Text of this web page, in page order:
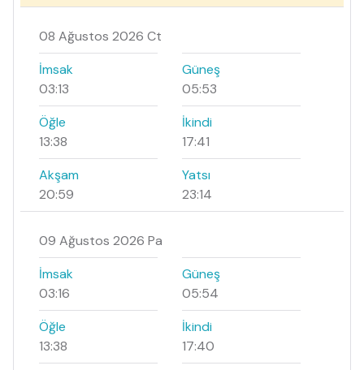
08 Ağustos 2026 Ct
İmsak
03:13
Güneş
05:53
Öğle
13:38
İkindi
17:41
Akşam
20:59
Yatsı
23:14
09 Ağustos 2026 Pa
İmsak
03:16
Güneş
05:54
Öğle
13:38
İkindi
17:40